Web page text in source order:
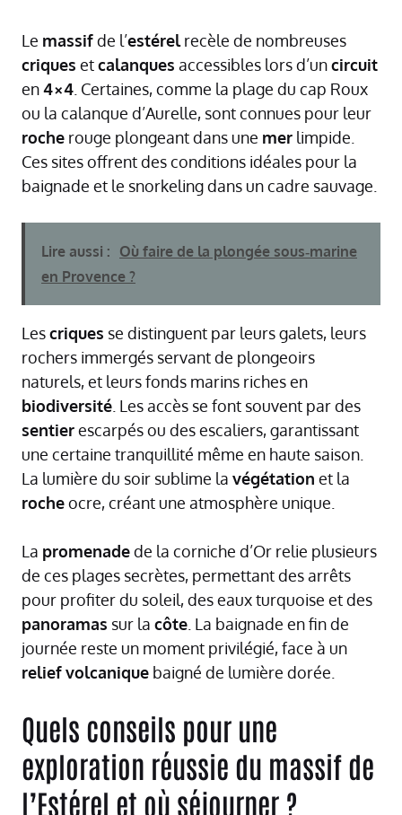
Le massifde l’estérelrecèle de nombreuses
criques etcalanques accessibles lors d’uncircuit
en4×4 . Certaines, comme la plage du cap Roux
ou la calanque d’Aurelle, sont connues pour leur
roche rouge plongeant dans une mer limpide.
Ces sites offrent des conditions idéales pour la
baignade et le snorkeling dans un cadre sauvage.
Lire aussi : Où faire de la plongée sous‑marine
en Provence ?
Lescriques se distinguent par leurs galets, leurs
rochers immergés servant de plongeoirs
naturels, et leurs fonds marins riches en
biodiversité . Les accès se font souvent par des
sentierescarpés ou des escaliers, garantissant
une certaine tranquillité même en haute saison.
La lumière du soir sublime la végétation et la
rocheocre, créant une atmosphère unique.
La promenadede la corniche d’Or relie plusieurs
de ces plages secrètes, permettant des arrêts
pour profiter du soleil, des eaux turquoise et des
panoramas sur la côte . La baignade en fin de
journée reste un moment privilégié, face à un
reliefvolcanique baigné de lumière dorée.
Quels conseils pour une
exploration réussie du massif de
l’Estérel et où séjourner ?